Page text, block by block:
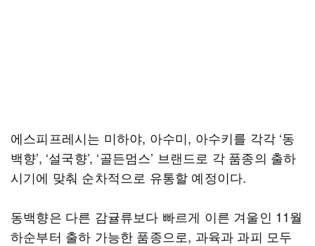
에스피프레시는 미하야, 아수미, 아수키를 각각 ‘동
백향’, ‘설국향’, ‘골든멈스’ 브랜드로 각 품종의 출하
시기에 맞춰 순차적으로 유통할 예정이다.
동백향은 다른 감귤류보다 빠르게 이른 겨울인 11월
하순부터 출하 가능한 품종으로, 과육과 과피 모두